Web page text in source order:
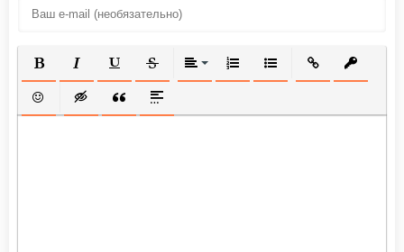
ПОЛУЖИРНЫЙ
КУРСИВПОДЧЕРКНУТЫЙ
ЗАЧЕРКНУТЫЙВЫРАВНИВАНИЕ
НУМЕРОВАННЫЙ СПИСОК
МАРКИРОВАННЫЙ
ВСТАВИТЬ
ВСТАВИТЬ СМАЙЛИК
ВСТАВКА СКРЫТОГО ТЕКСТА
ВСТАВКА ЦИТАТЫ
ВСТАВКА СПОЙЛЕРА